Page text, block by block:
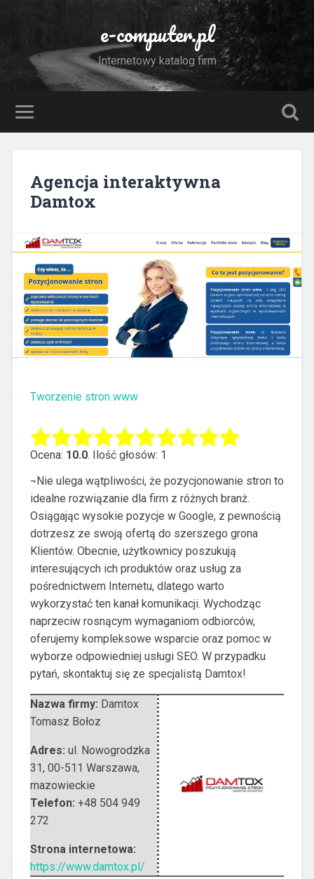
e-computer.pl
Internetowy katalog firm
Agencja interaktywna
Damtox
Tworzenie stron www
Ocena: 10.0. Ilość głosów: 1
¬Nie ulega wątpliwości, że pozycjonowanie stron to
idealne rozwiązanie dla firm z różnych branż.
Osiągając wysokie pozycje w Google, z pewnością
dotrzesz ze swoją ofertą do szerszego grona
Klientów. Obecnie, użytkownicy poszukują
interesujących ich produktów oraz usług za
pośrednictwem Internetu, dlatego warto
wykorzystać ten kanał komunikacji. Wychodząc
naprzeciw rosnącym wymaganiom odbiorców,
oferujemy kompleksowe wsparcie oraz pomoc w
wyborze odpowiedniej usługi SEO. W przypadku
pytań, skontaktuj się ze specjalistą Damtox!
Nazwa firmy: Damtox
Tomasz Bołoz
Adres: ul. Nowogrodzka
31, 00-511 Warszawa,
mazowieckie
Telefon: +48 504 949
272
Strona internetowa:
https://www.damtox.pl/